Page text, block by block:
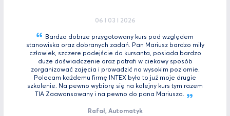
06 I 03 I 2026
Bardzo dobrze przygotowany kurs pod względem
stanowiska oraz dobranych zadań. Pan Mariusz bardzo miły
człowiek, szczere podejście do kursanta, posiada bardzo
duże doświadczenie oraz potrafi w ciekawy sposób
zorganizować zajęcia i prowadzić na wysokim poziomie.
Polecam każdemu firmę INTEX było to już moje drugie
szkolenie. Na pewno wybiorę się na kolejny kurs tym razem
TIA Zaawansowany i na pewno do pana Mariusza.
Rafał, Automatyk